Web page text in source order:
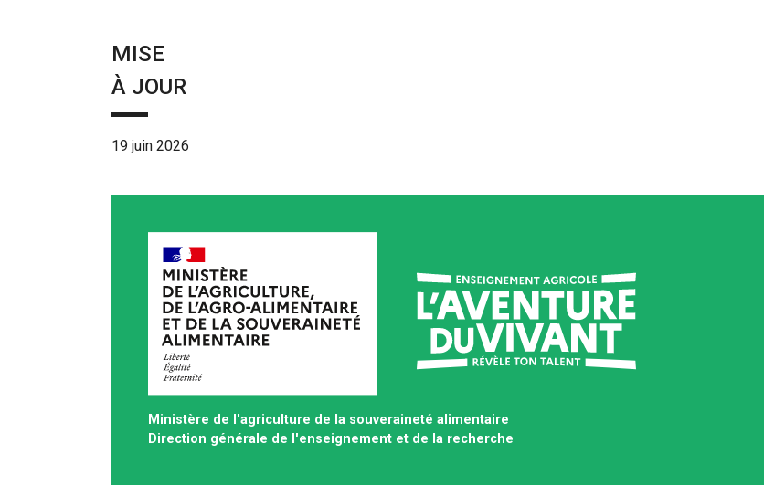
MISE
À JOUR
19 juin 2026
Ministère de l'agriculture de la souveraineté alimentaire
Direction générale de l'enseignement et de la recherche